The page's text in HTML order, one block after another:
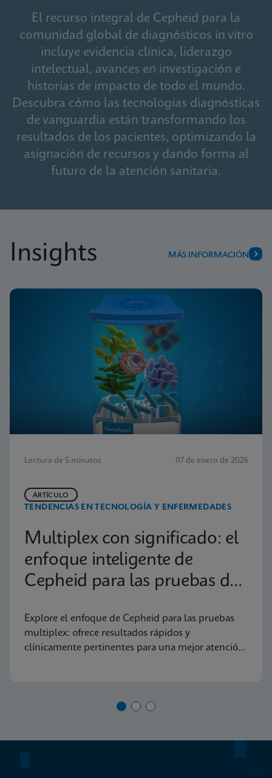
El recurso integral de Cepheid para la
comunidad global de diagnósticos in vitro
incluye evidencia clínica, liderazgo
intelectual, avances en investigación e
historias de impacto de todo el mundo.
Descubra cómo las tecnologías diagnósticas
de vanguardia están transformando los
resultados de los pacientes, optimizando la
asignación de recursos y dando forma al
futuro de la atención sanitaria.
Insights MÁS INFORMACIÓN
Lectura de 5 minutos 07 de enero de 2026
TENDENCIAS EN TECNOLOGÍA Y ENFERMEDADES
ARTÍCULO
Multiplex con significado: el
enfoque inteligente de
Cepheid para las pruebas de
Explore el enfoque de Cepheid para las pruebas
multiplex: ofrece resultados rápidos y
clínicamente pertinentes para una mejor atención